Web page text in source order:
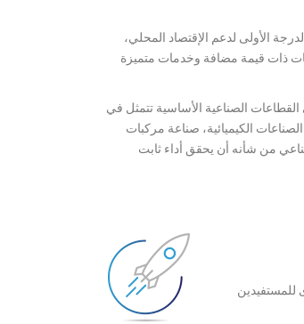
الأولى لدعم الإقتصاد المحلي،
ذات قيمة مضافة وخدمات متميزة
الصناعية الأساسية تتمثل في
الصناعات الكيميائية، صناعة مركبات
من شأنه أن يحقق أداء ثابت
للمستفيدين